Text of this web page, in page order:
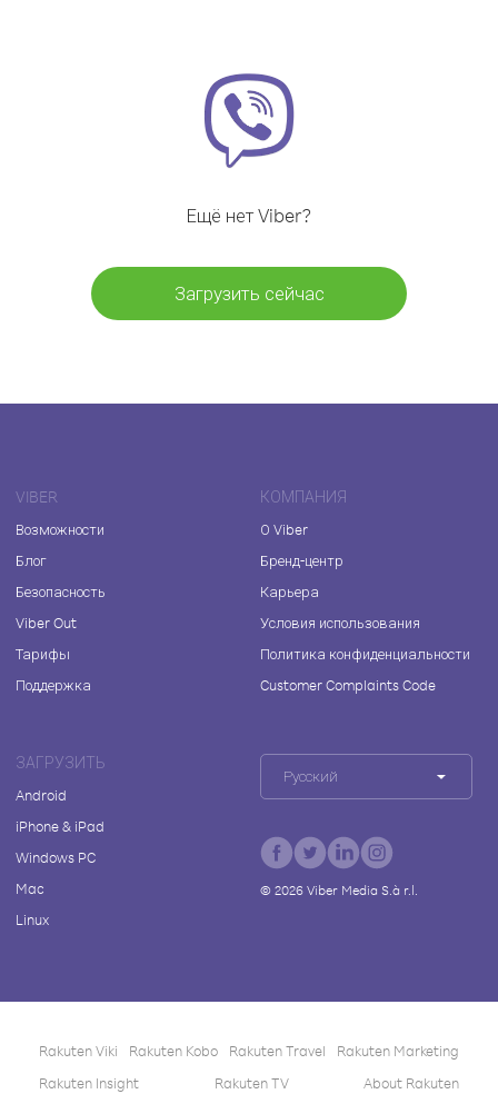
Ещё нет Viber?
Загрузить сейчас
VIBER
Возможности
Блог
Безопасность
Viber Out
Тарифы
Поддержка
КОМПАНИЯ
О Viber
Бренд-центр
Карьера
Условия использования
Политика конфиденциальности
Customer Complaints Code
ЗАГРУЗИТЬ
Android
iPhone & iPad
Windows PC
Mac
Linux
Русский
© 2026Viber Media S.à r.l.
Rakuten Viki Rakuten Kobo Rakuten Travel
Rakuten Marketing
Rakuten Insight
Rakuten TV About Rakuten